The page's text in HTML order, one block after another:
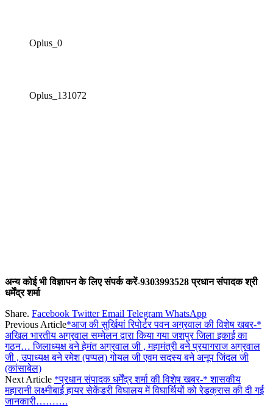
Oplus_0
Oplus_131072
अन्य कोई भी विज्ञापन के लिए संपर्क करें-9303993528 प्रधान संपादक श्री
धर्मेंद्र शर्मा
Share. Facebook Twitter Email Telegram WhatsApp
Previous Article*आज की सुर्खियां रिपोर्टर पवन अग्रवाल की विशेष खबर-*
अखिल भारतीय अग्रवाल सम्मेलन द्वारा किया गया जशपुर जिला इकाई का
गठन… जिलाध्यक्ष बने हेमंत अग्रवाल जी , महामंत्री बने प्रयागराज अग्रवाल
जी , उपाध्यक्ष बने रमेश (पप्पल) गोयल जी एवम सदस्य बने अनूप जिंदल जी
(कांसाबेल)
Next Article *प्रधान संपादक धर्मेंद्र शर्मा की विशेष खबर-* शासकीय
महारानी लक्ष्मीबाई हायर सेकेंडरी विघालय में विघार्थियों को रेडक्रास की दी गई
जानकारी……….